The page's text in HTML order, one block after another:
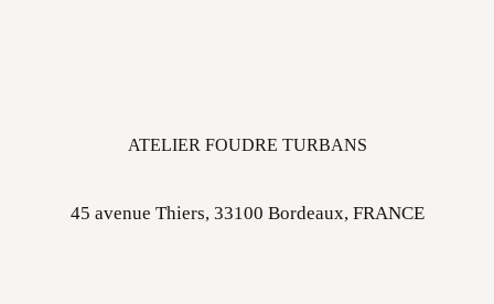
ATELIER FOUDRE TURBANS
45 avenue Thiers, 33100 Bordeaux, FRANCE